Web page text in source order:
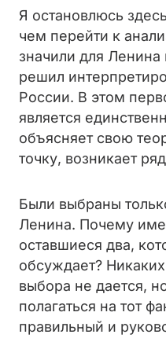
Я остановлюсь
чем перейти к
значили для
решил
России. В этом
является
объясняет свою
точку, возникает
Были выбраны
Ленина. Почему
оставшиеся два,
обсуждает?
выбора не дается,
полагаться на тот
правильный и